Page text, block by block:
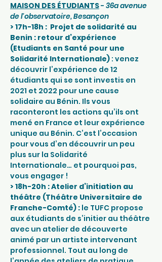
MAISON DES ÉTUDIANTS - 36a avenue
de l'observatoire, Besançon
> 17h-18h :  Projet de solidarité au
Benin : retour d’expérience
(Etudiants en Santé pour une
Solidarité Internationale) : venez
découvrir l’expérience de 12
étudiants qui se sont investis en
2021 et 2022 pour une cause
solidaire au Bénin. Ils vous
raconteront les actions qu’ils ont
mené en France et leur expérience
unique au Bénin. C’est l’occasion
pour vous d’en découvrir un peu
plus sur la Solidarité
Internationale… et pourquoi pas,
vous engager !
> 18h-20h : Atelier d’initiation au
théâtre (Théâtre Universitaire de
Franche-Comté) : le TUFC propose
aux étudiants de s’initier au théâtre
avec un atelier de découverte
animé par un artiste intervenant
professionnel. Tout au long de